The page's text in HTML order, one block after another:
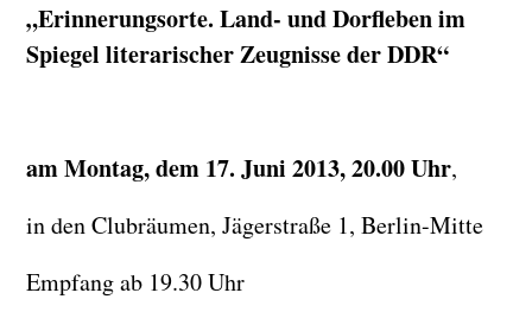
„Erinnerungsorte. Land- und Dorfleben im
Spiegel literarischer Zeugnisse der DDR“
am Montag, dem 17. Juni 2013, 20.00 Uhr,
in den Clubräumen, Jägerstraße 1, Berlin-Mitte
Empfang ab 19.30 Uhr